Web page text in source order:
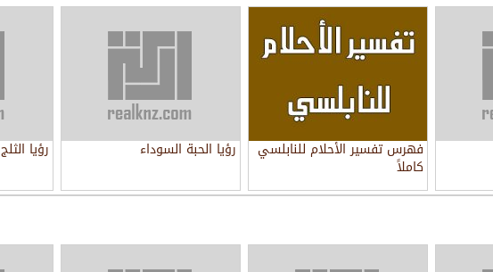
فهرس تفسير الأحلام للنابلسي
كاملاً
رؤيا الحبة السوداء رؤيا الثلج